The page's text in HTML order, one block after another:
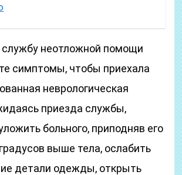
службу неотложной помощи
симптомы, чтобы приехала
неврологическая
приезда службы,
больного, приподняв его
выше тела, ослабить
детали одежды, открыть